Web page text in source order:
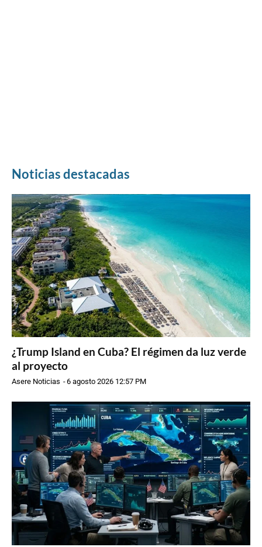
Noticias destacadas
¿Trump Island en Cuba? El régimen da luz verde
al proyecto
Asere Noticias -6 agosto 2026 12:57 PM